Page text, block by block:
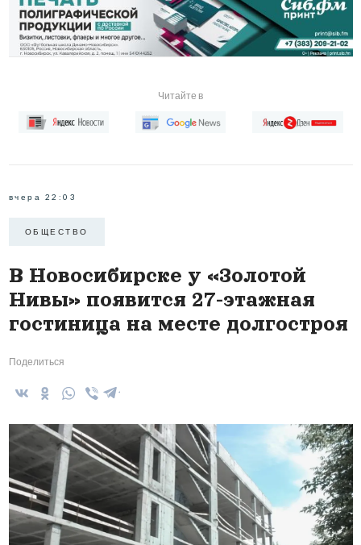
Читайте в
вчера 22:03
ОБЩЕСТВО
В Новосибирске у «Золотой
Нивы» появится 27-этажная
гостиница на месте долгостроя
Поделиться